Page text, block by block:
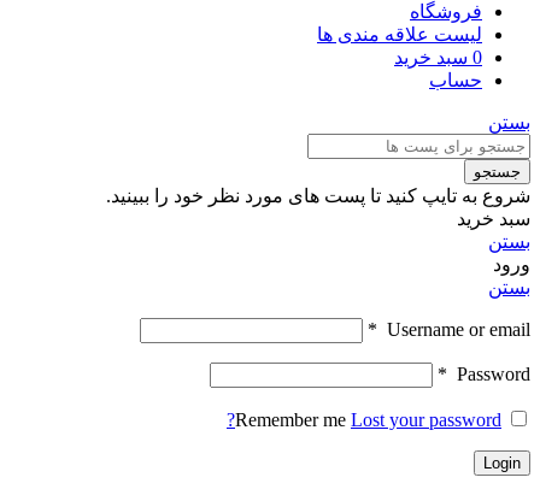
فروشگاه
لیست علاقه مندی ها
0 سبد خرید
حساب
بستن
جستجو
شروع به تایپ کنید تا پست های مورد نظر خود را ببینید.
سبد خرید
بستن
ورود
بستن
Username or email
*
Password
*
Remember me Lost your password?
Login